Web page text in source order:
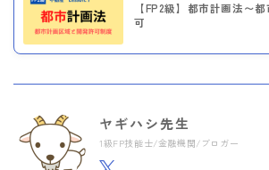
【FP2級】都市計画法〜
可
ヤギハシ先生
1級FP技能士/金融機関/ブロガー